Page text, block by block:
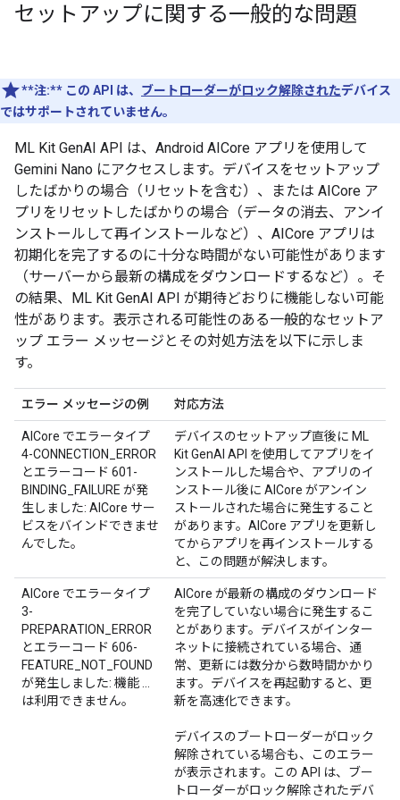
セットアップに関する一般的な問題
**注:** この API は、 ブートローダーがロック解除されたデバイス
ではサポートされていません。
ML Kit GenAI API は、Android AICore アプリを使用して
Gemini Nano にアクセスします。デバイスをセットアップ
したばかりの場合（リセットを含む）、または AICore ア
プリをリセットしたばかりの場合（データの消去、アンイ
ンストールして再インストールなど）、AICore アプリは
初期化を完了するのに十分な時間がない可能性があります
（サーバーから最新の構成をダウンロードするなど）。そ
の結果、ML Kit GenAI API が期待どおりに機能しない可能
性があります。表示される可能性のある一般的なセットア
ップ エラー メッセージとその対処方法を以下に示しま
す。
エラー メッセージの例 対応方法
AICore でエラータイプ
4-CONNECTION_ERROR
とエラーコード 601-
BINDING_FAILURE が発
生しました: AICore サー
ビスをバインドできませ
んでした。
デバイスのセットアップ直後に ML
Kit GenAI API を使用してアプリをイ
ンストールした場合や、アプリのイ
ンストール後に AICore がアンイン
ストールされた場合に発生すること
があります。AICore アプリを更新し
てからアプリを再インストールする
と、この問題が解決します。
AICore でエラータイプ
3-
PREPARATION_ERROR
とエラーコード 606-
FEATURE_NOT_FOUND
が発生しました: 機能 ...
は利用できません。
AICore が最新の構成のダウンロード
を完了していない場合に発生するこ
とがあります。デバイスがインター
ネットに接続されている場合、通
常、更新には数分から数時間かかり
ます。デバイスを再起動すると、更
新を高速化できます。
デバイスのブートローダーがロック
解除されている場合も、このエラー
が表示されます。この API は、ブー
トローダーがロック解除されたデバ